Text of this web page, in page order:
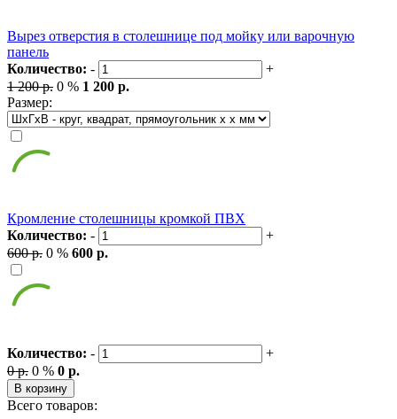
Вырез отверстия в столешнице под мойку или варочную
панель
Количество: -
+
1 200 р. 0 % 1 200 р.
Размер:
Кромление столешницы кромкой ПВХ
Количество: -
+
600 р. 0 % 600 р.
Количество: -
+
0 р. 0 % 0 р.
В корзину
Всего товаров: